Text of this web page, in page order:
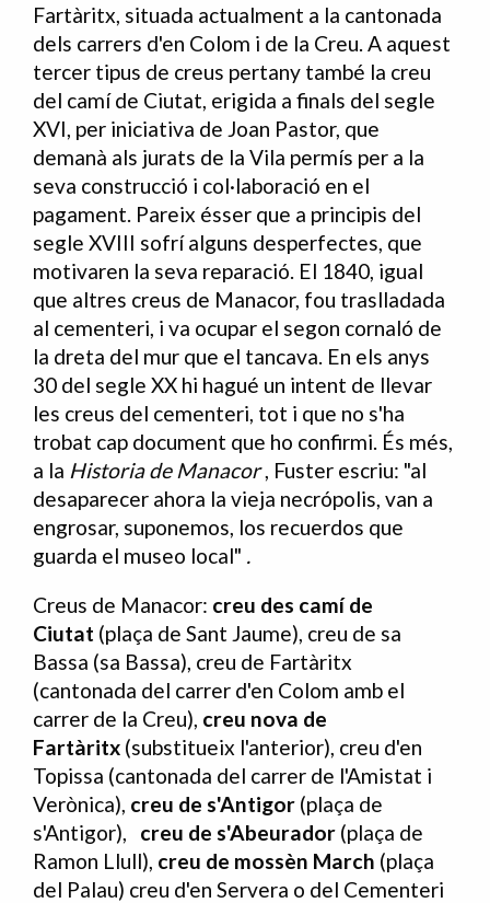
Fartàritx, situada actualment a la cantonada
dels carrers d'en Colom i de la Creu. A aquest
tercer tipus de creus pertany també la creu
del camí de Ciutat, erigida a finals del segle
XVI, per iniciativa de Joan Pastor, que
demanà als jurats de la Vila permís per a la
seva construcció i col·laboració en el
pagament. Pareix ésser que a principis del
segle XVIII sofrí alguns desperfectes, que
motivaren la seva reparació. El 1840, igual
que altres creus de Manacor, fou traslladada
al cementeri, i va ocupar el segon cornaló de
la dreta del mur que el tancava. En els anys
30 del segle XX hi hagué un intent de llevar
les creus del cementeri, tot i que no s'ha
trobat cap document que ho confirmi. És més,
a la Historia de Manacor , Fuster escriu: "al
desaparecer ahora la vieja necrópolis, van a
engrosar, suponemos, los recuerdos que
guarda el museo local" .
Creus de Manacor: creu des camí de
Ciutat (plaça de Sant Jaume), creu de sa
Bassa (sa Bassa), creu de Fartàritx
(cantonada del carrer d'en Colom amb el
carrer de la Creu), creu nova de
Fartàritx (substitueix l'anterior), creu d'en
Topissa (cantonada del carrer de l'Amistat i
Verònica), creu de s'Antigor (plaça de
s'Antigor), creu de s'Abeurador (plaça de
Ramon Llull), creu de mossèn March (plaça
del Palau) creu d'en Servera o del Cementeri